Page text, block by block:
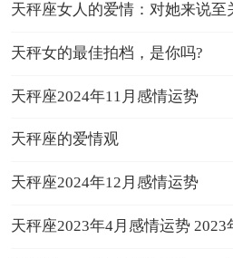
天秤座女人的爱情：对她来说至
天秤女的最佳拍档，是你吗?
天秤座2024年11月感情运势
天秤座的爱情观
天秤座2024年12月感情运势
天秤座2023年4月感情运势